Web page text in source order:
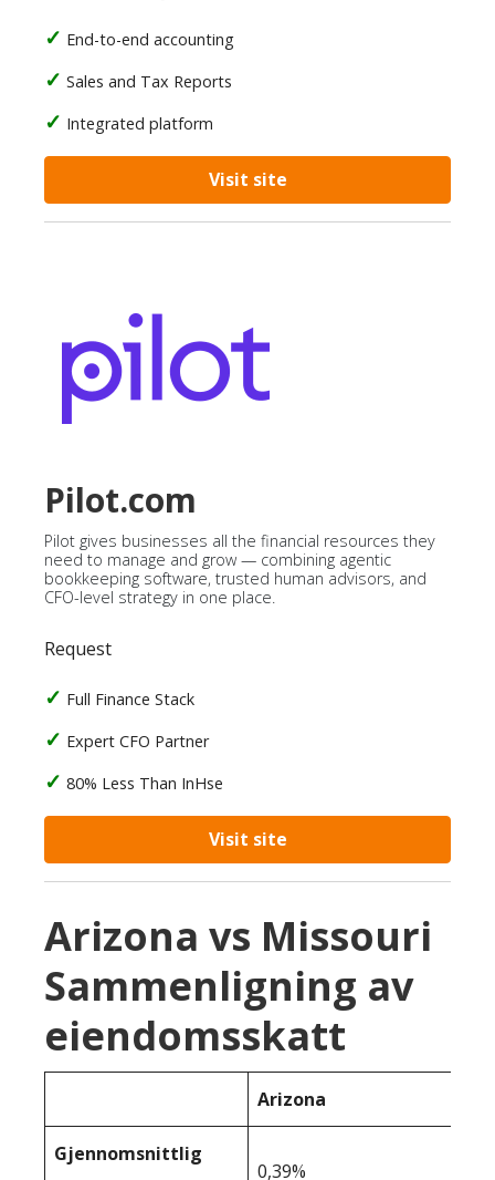
End-to-end accounting
Sales and Tax Reports
Integrated platform
Visit site
Pilot.com
Pilot gives businesses all the financial resources they
need to manage and grow — combining agentic
bookkeeping software, trusted human advisors, and
CFO-level strategy in one place.
Request
Full Finance Stack
Expert CFO Partner
80% Less Than InHse
Visit site
Arizona vs Missouri
Sammenligning av
eiendomsskatt
Arizona
Gjennomsnittlig
0,39%